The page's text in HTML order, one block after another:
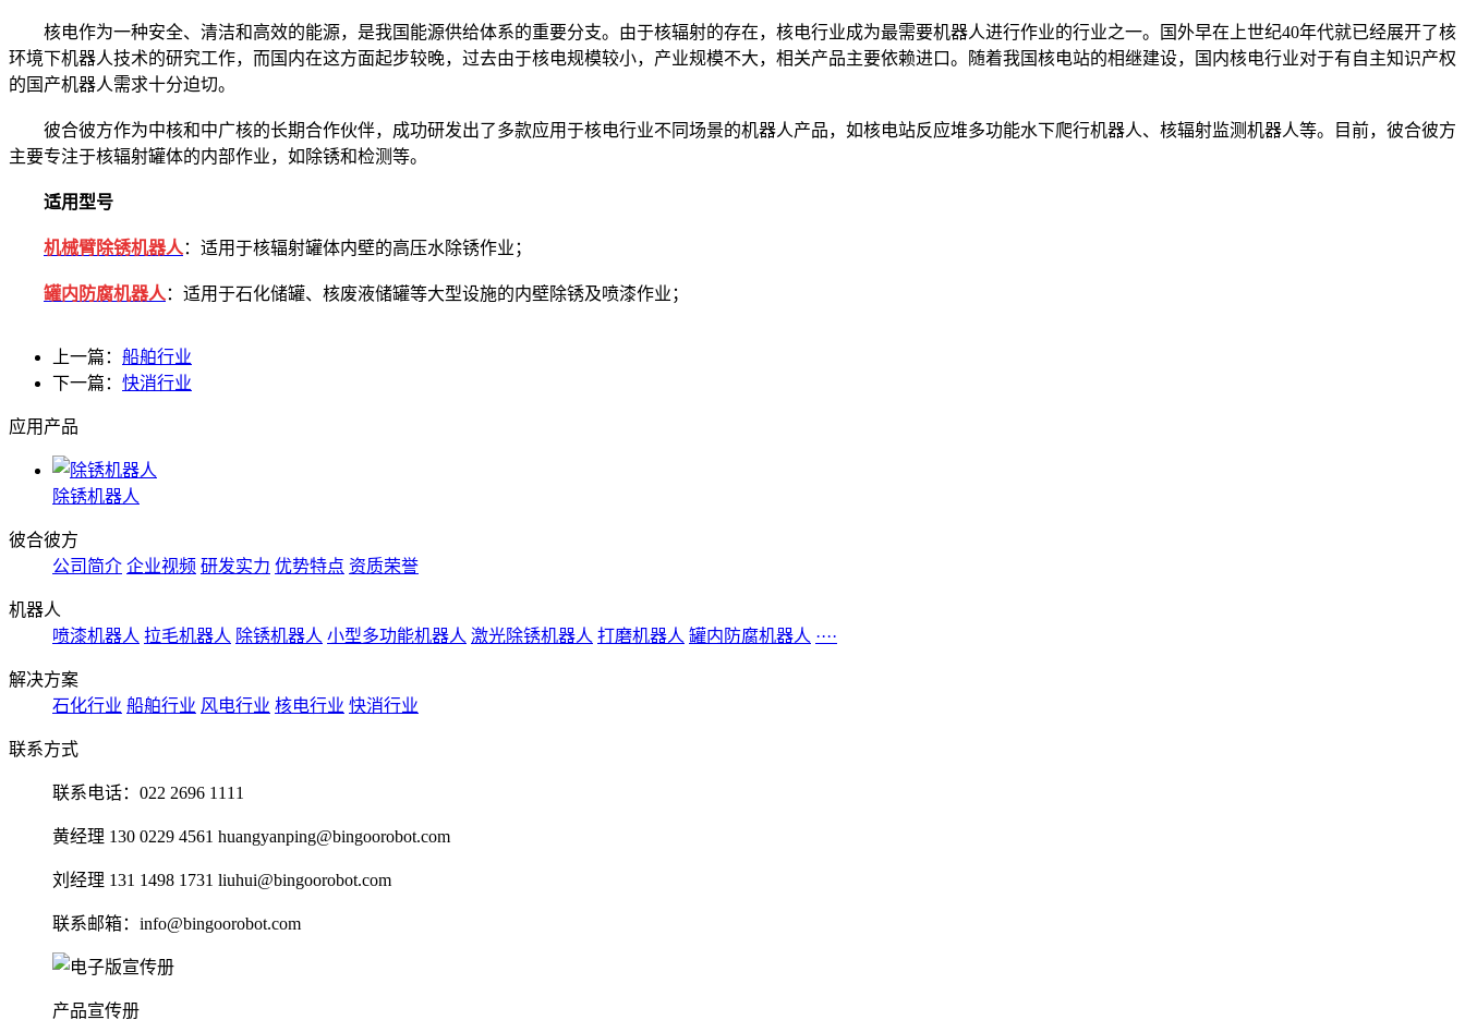
核电作为一种安全、清洁和高效的能源，是我国能源供给体系的重要分支。由于核辐射的存在，核电行业成为最需要机器人进行作业的行业之一。国外早在上世纪40年代就已经展开了核
环境下机器人技术的研究工作，而国内在这方面起步较晚，过去由于核电规模较小，产业规模不大，相关产品主要依赖进口。随着我国核电站的相继建设，国内核电行业对于有自主知识产权
的国产机器人需求十分迫切。
彼合彼方作为中核和中广核的长期合作伙伴，成功研发出了多款应用于核电行业不同场景的机器人产品，如核电站反应堆多功能水下爬行机器人、核辐射监测机器人等。目前，彼合彼方
主要专注于核辐射罐体的内部作业，如除锈和检测等。
适用型号
机械臂除锈机器人 ：适用于核辐射罐体内壁的高压水除锈作业；
罐内防腐机器人 ：适用于石化储罐、核废液储罐等大型设施的内壁除锈及喷漆作业；
上一篇： 船舶行业
下一篇： 快消行业
应用产品
除锈机器人
彼合彼方
公司简介 企业视频 研发实力 优势特点 资质荣誉
机器人
喷漆机器人 拉毛机器人 除锈机器人 小型多功能机器人 激光除锈机器人 打磨机器人 罐内防腐机器人 ····
解决方案
石化行业 船舶行业 风电行业 核电行业 快消行业
联系方式
联系电话：022 2696 1111
黄经理 130 0229 4561 huangyanping@bingoorobot.com
刘经理 131 1498 1731 liuhui@bingoorobot.com
联系邮箱：info@bingoorobot.com
产品宣传册